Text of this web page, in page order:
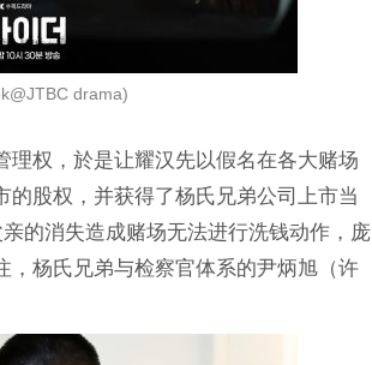
drama)
权，於是让耀汉先以假名在各大赌场
股权，并获得了杨氏兄弟公司上市当
的消失造成赌场无法进行洗钱动作，庞
，杨氏兄弟与检察官体系的尹炳旭（许